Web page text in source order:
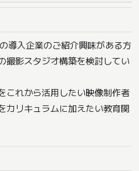
導入企業のご紹介興味がある方
撮影スタジオ構築を検討してい
これから活用したい映像制作者
カリキュラムに加えたい教育関